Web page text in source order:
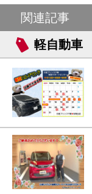
関連記事
軽自動車